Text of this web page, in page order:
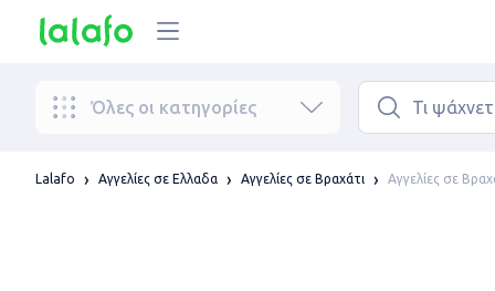
Όλες οι κατηγορίες
Lalafo Αγγελίες σε Ελλαδα Αγγελίες σε Βραχάτι Αγγελίες σε